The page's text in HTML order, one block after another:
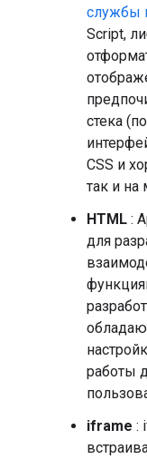
службы
Script,
стека
CSS и
так и на
HTML :
для
работы
iframe :